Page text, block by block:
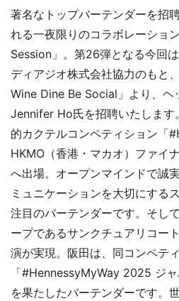
著名なトップバーテンダーを招
れる一夜限りのコラボレーショ
Session」。第26弾となる今回
ディアジオ株式会社協力のもと
Wine Dine Be Social」より、ヘ
Jennifer Ho氏を招聘いたしま
的カクテルコンペティション「
HKMO（香港・マカオ）ファイ
へ出場。オープンマインドで誠
ミュニケーションを大切にする
注目のバーテンダーです。そし
ープであるサンクチュアリコー
演が実現。阪田は、同コンペテ
「#HennessyMyWay 2025 ジ
を果たしたバーテンダーです。